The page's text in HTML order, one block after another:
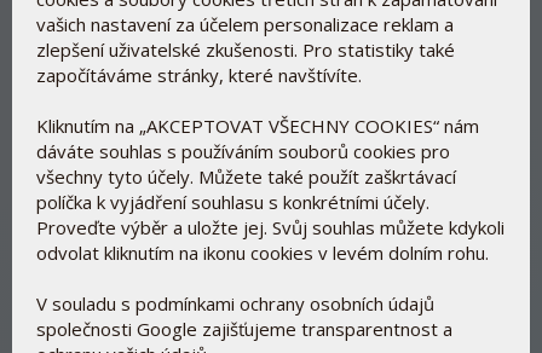
efektivní prekurzor pro NAD+
vašich nastavení za účelem personalizace reklam a
zlepšení uživatelské zkušenosti. Pro statistiky také
započítáváme stránky, které navštívíte.
Kliknutím na „AKCEPTOVAT VŠECHNY COOKIES“ nám
dáváte souhlas s používáním souborů cookies pro
všechny tyto účely. Můžete také použít zaškrtávací
políčka k vyjádření souhlasu s konkrétními účely.
Proveďte výběr a uložte jej. Svůj souhlas můžete kdykoli
odvolat kliknutím na ikonu cookies v levém dolním rohu.
V souladu s podmínkami ochrany osobních údajů
společnosti Google zajišťujeme transparentnost a